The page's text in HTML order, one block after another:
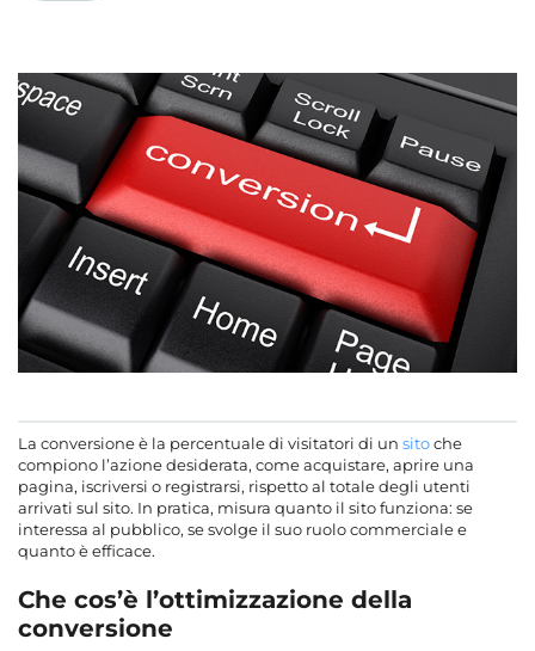
La conversione è la percentuale di visitatori di un sitoche
compiono l’azione desiderata, come acquistare, aprire una
pagina, iscriversi o registrarsi, rispetto al totale degli utenti
arrivati sul sito. In pratica, misura quanto il sito funziona: se
interessa al pubblico, se svolge il suo ruolo commerciale e
quanto è efficace.
Che cos’è l’ottimizzazione della
conversione